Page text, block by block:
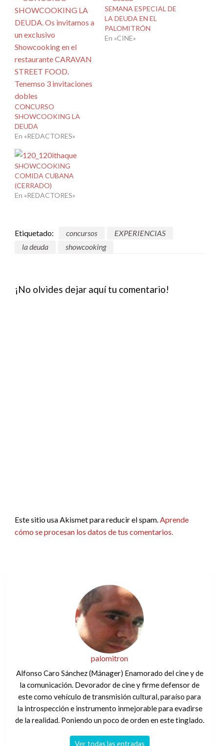
CONCURSO
SHOWCOOKING LA
DEUDA
En «REDACTORES»
SEMANA ESPECIAL DE
LA DEUDA EN EL
PALOMITRÓN
En «CINE»
SHOWCOOKING
COMIDA CUBANA
(CERRADO)
En «REDACTORES»
Etiquetado: concursos
EXPERIENCIAS
la deuda
showcooking
¡No olvides dejar aquí tu comentario!
Este sitio usa Akismet para reducir el spam.Aprende
cómo se procesan los datos de tus comentarios.
palomitron
Alfonso Caro Sánchez (Mánager) Enamorado del cine y de
la comunicación. Devorador de cine y firme defensor de
este como vehículo de transmisión cultural, paraíso para
la introspección e instrumento inmejorable para evadirse
de la realidad. Poniendo un poco de orden en este tinglado.
Ver todas las entradas